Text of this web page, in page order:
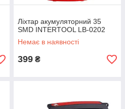
Ліхтар акумуляторний 35
SMD INTERTOOL LB-0202
Немає в наявності
399 ₴